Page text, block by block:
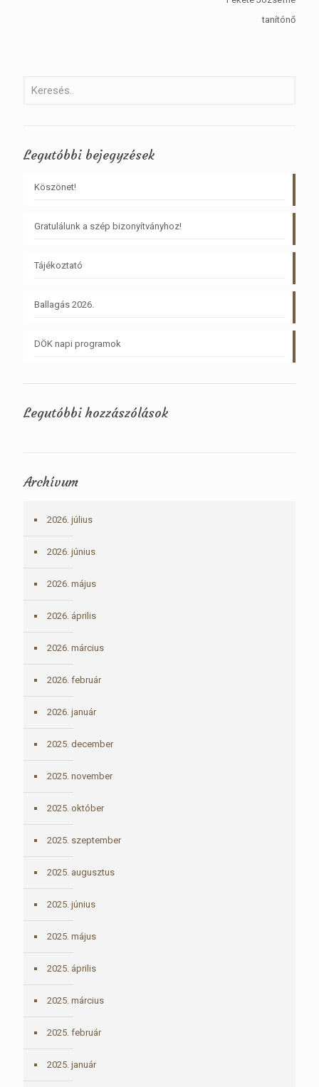
tanítónő
Legutóbbi bejegyzések
Köszönet!
Gratulálunk a szép bizonyítványhoz!
Tájékoztató
Ballagás 2026.
DÖK napi programok
Legutóbbi hozzászólások
Archívum
2026. július
2026. június
2026. május
2026. április
2026. március
2026. február
2026. január
2025. december
2025. november
2025. október
2025. szeptember
2025. augusztus
2025. június
2025. május
2025. április
2025. március
2025. február
2025. január